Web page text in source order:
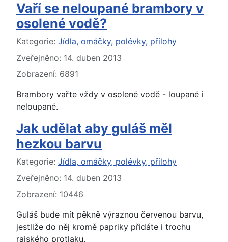
Vaří se neloupané brambory v
osolené vodě?
Základní údaje
Kategorie: Jídla, omáčky, polévky, přílohy
Zveřejněno: 14. duben 2013
Zobrazení: 6891
Brambory vařte vždy v osolené vodě - loupané i
neloupané.
Jak udělat aby guláš měl
hezkou barvu
Základní údaje
Kategorie: Jídla, omáčky, polévky, přílohy
Zveřejněno: 14. duben 2013
Zobrazení: 10446
Guláš bude mít pěkně výraznou červenou barvu,
jestliže do něj kromě papriky přidáte i trochu
rajského protlaku.